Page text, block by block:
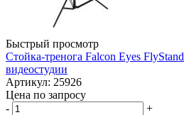
Быстрый просмотр
Стойка-тренога Falcon Eyes
видеостудии
Артикул: 25926
Цена по запросу
-
+